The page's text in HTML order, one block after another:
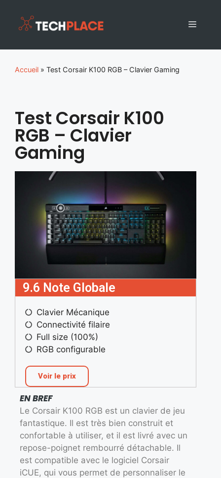
Accueil » Test Corsair K100 RGB – Clavier Gaming
Test Corsair K100
RGB – Clavier
Gaming
9.6 Note Globale
Clavier Mécanique
Connectivité filaire
Full size (100%)
RGB configurable
Voir le prix
EN BREF
Le Corsair K100 RGB est un clavier de jeu
fantastique. Il est très bien construit et
confortable à utiliser, et il est livré avec un
repose-poignet rembourré détachable. Il
est compatible avec le logiciel Corsair
iCUE, qui vous permet de personnaliser le